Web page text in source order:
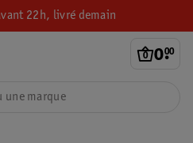
22h, livré demain
0.
00